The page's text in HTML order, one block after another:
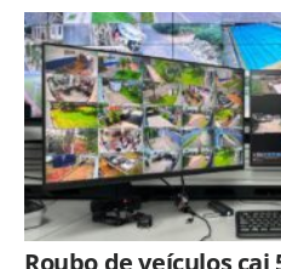
Piracicaba
Roubo de veículos cai